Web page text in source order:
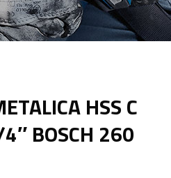
HSS C
BOSCH 260